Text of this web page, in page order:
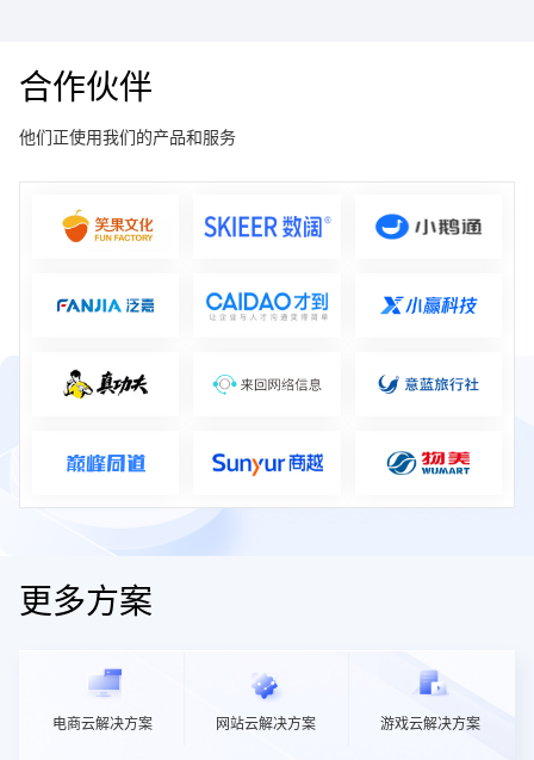
合作伙伴
他们正使用我们的产品和服务
更多方案
电商云解决方案 网站云解决方案 游戏云解决方案